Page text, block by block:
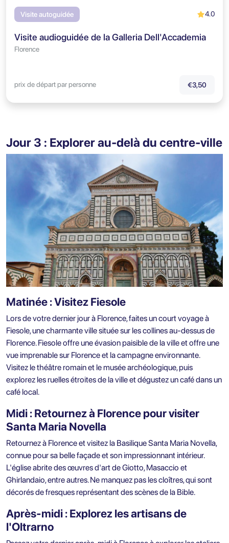
Visite autoguidée 4.0
Visite audioguidée de la Galleria Dell'Accademia
Florence
prix de départ par personne €3,50
Jour 3 : Explorer au-delà du centre-ville
Matinée : Visitez Fiesole
Lors de votre dernier jour à Florence, faites un court voyage à
Fiesole, une charmante ville située sur les collines au-dessus de
Florence. Fiesole offre une évasion paisible de la ville et offre une
vue imprenable sur Florence et la campagne environnante.
Visitez le théâtre romain et le musée archéologique, puis
explorez les ruelles étroites de la ville et dégustez un café dans un
café local.
Midi : Retournez à Florence pour visiter
Santa Maria Novella
Retournez à Florence et visitez la Basilique Santa Maria Novella,
connue pour sa belle façade et son impressionnant intérieur.
L'église abrite des œuvres d'art de Giotto, Masaccio et
Ghirlandaio, entre autres. Ne manquez pas les cloîtres, qui sont
décorés de fresques représentant des scènes de la Bible.
Après-midi : Explorez les artisans de
l'Oltrarno